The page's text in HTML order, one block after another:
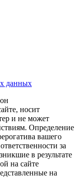
данных
носит
и не может
Определение
вашего
за
в результате
на сайте
на